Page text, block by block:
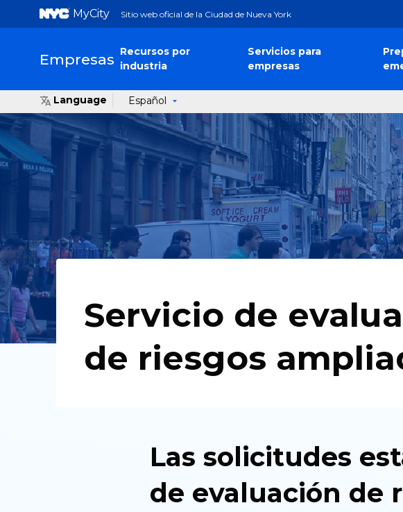
MyCity Sitio web oficial de la Ciudad de Nueva York
Empresas Recursos por
industria
Servicios para
empresas
Language Español
Servicio de
de riesgos
Las solicitudes
de evaluación de